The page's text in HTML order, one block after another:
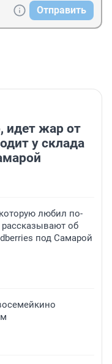
Отправить
идет жар от
у склада
любил по-
об
под Самарой